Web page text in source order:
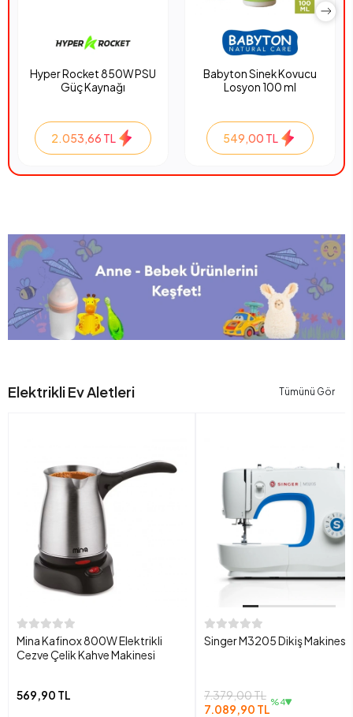
Hyper Rocket 850W PSU
Güç Kaynağı
2.053,66 TL
Babyton Sinek Kovucu
Losyon 100 ml
549,00 TL
Elektrikli Ev Aletleri Tümünü Gör
Mina Kafinox 800W Elektrikli
Cezve Çelik Kahve Makinesi
569,90 TL
Singer M3205 Dikiş Makinesi
7.379,00 TL
7.089,90 TL %4